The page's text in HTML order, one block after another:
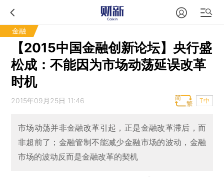
金融
【2015中国金融创新论坛】央行盛
松成：不能因为市场动荡延误改革
时机
2015年09月25日 11:46 T中
市场动荡并非金融改革引起，正是金融改革滞后，而
非超前了；金融管制不能减少金融市场的波动，金融
市场的波动反而是金融改革的契机